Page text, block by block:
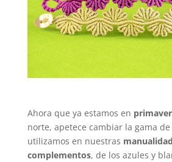
Ahora que ya estamos en
norte, apetece cambiar la gama
utilizamos en nuestras
complementos, de los azules y